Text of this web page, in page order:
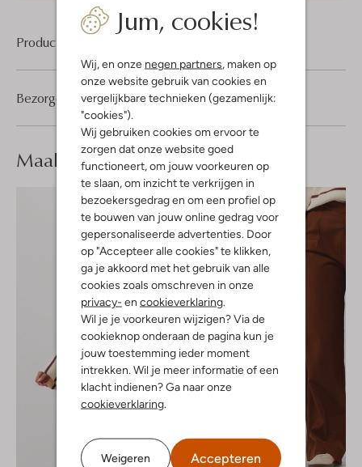
Jum, cookies!
Wij, en onze negen partners, maken op
onze website gebruik van cookies en
vergelijkbare technieken (gezamenlijk:
"cookies").
Wij gebruiken cookies om ervoor te
zorgen dat onze website goed
functioneert, om jouw voorkeuren op
te slaan, om inzicht te verkrijgen in
bezoekersgedrag en om een profiel op
te bouwen van jouw online gedrag voor
gepersonaliseerde advertenties. Door
op "Accepteer alle cookies" te klikken,
ga je akkoord met het gebruik van alle
cookies zoals omschreven in onze
privacy- en cookieverklaring.
Wil je je voorkeuren wijzigen? Via de
cookieknop onderaan de pagina kun je
jouw toestemming ieder moment
intrekken. Wil je meer informatie of een
klacht indienen? Ga naar onze
cookieverklaring.
Weigeren Accepteren
Product informatie
Bezorgen & retourneren
Maak jelook compleet